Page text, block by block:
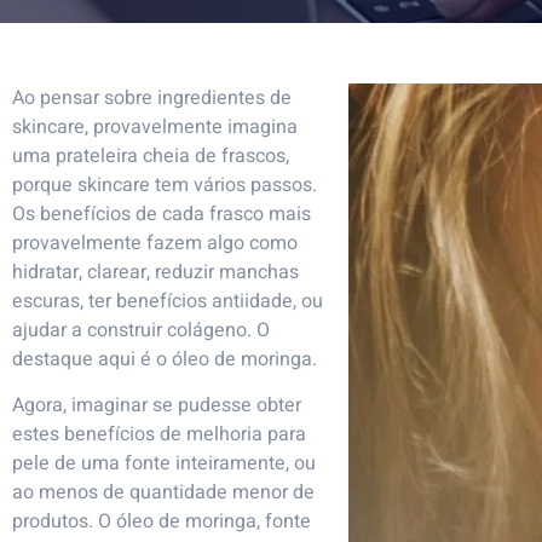
Ao pensar sobre ingredientes de
skincare, provavelmente imagina
uma prateleira cheia de frascos,
porque skincare tem vários passos.
Os benefícios de cada frasco mais
provavelmente fazem algo como
hidratar, clarear, reduzir manchas
escuras, ter benefícios antiidade, ou
ajudar a construir colágeno. O
destaque aqui é o óleo de moringa.
Agora, imaginar se pudesse obter
estes benefícios de melhoria para
pele de uma fonte inteiramente, ou
ao menos de quantidade menor de
produtos. O óleo de moringa, fonte